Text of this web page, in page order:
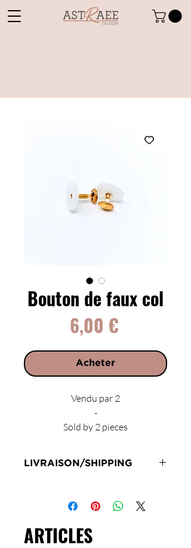
Bouton de faux col
6,00 €Prix
Acheter
Vendu par 2
-
Sold by 2 pieces
LIVRAISON/SHIPPING
Delivery 72 hours subject to
ARTICLES